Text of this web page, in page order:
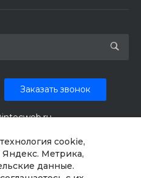
cookie,
Метрика,
данные.
Заказать звонок
д. 39